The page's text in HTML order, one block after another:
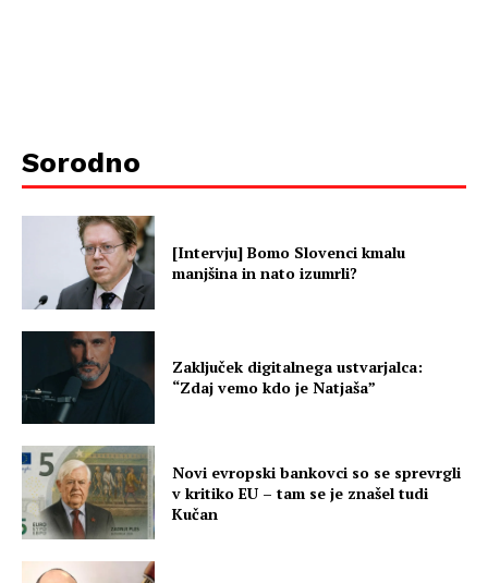
Sorodno
[Intervju] Bomo Slovenci kmalu
manjšina in nato izumrli?
Zaključek digitalnega ustvarjalca:
“Zdaj vemo kdo je Natjaša”
Novi evropski bankovci so se sprevrgli
v kritiko EU – tam se je znašel tudi
Kučan